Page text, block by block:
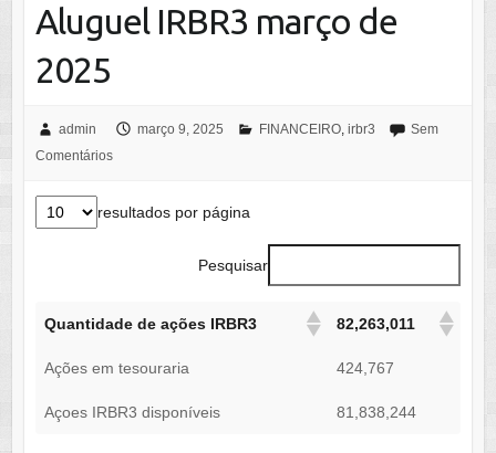
Aluguel IRBR3 março de
2025
admin março 9, 2025 FINANCEIRO, irbr3
Sem
Comentários
resultados por página
Pesquisar
Quantidade de ações IRBR3 82,263,011
Ações em tesouraria 424,767
Açoes IRBR3 disponíveis 81,838,244